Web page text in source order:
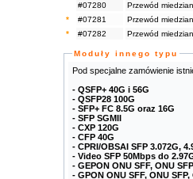
#07280
Przewód
*
#07281 Przewód
*
#07282 Przewód
Moduły innego typu
Pod specjalne zamówienie
- QSFP+ 40G i 56G
- QSFP28 100G
- SFP+ FC 8.5G oraz 16G
- SFP SGMII
- CXP 120G
- CFP 40G
- CPRI/OBSAI SFP 3.072G,
- Video SFP 50Mbps do
- GEPON ONU SFF, ONU
- GPON ONU SFF, ONU SFP,